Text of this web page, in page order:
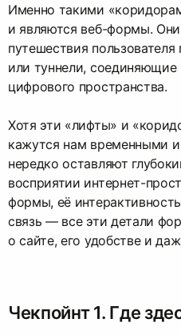
Именно такими
и являются веб-формы. Они
путешествия
или туннели, соединяющие
цифрового пространства.
Хотя эти «лифты» и
кажутся нам временными
нередко оставляют
восприятии интернет-
формы, её
связь — все эти детали
о сайте, его удобстве и
Чекпойнт 1. Где